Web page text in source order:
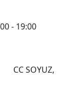
- 19:00
CC SOYUZ,